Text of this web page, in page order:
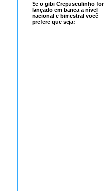
Se o gibi Crepusculinho for
lançado em banca a nível
nacional e bimestral você
prefere que seja: